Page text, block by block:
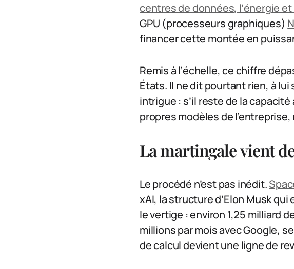
centres de données, l’énergie
GPU (processeurs graphiques)
financer cette montée en
Remis à l’échelle, ce chiffre
États. Il ne dit pourtant rien, à
intrigue : s’il reste de la
propres modèles de
La martingale vient
Le procédé n’est pas inédit.
xAI, la structure d’Elon Musk
le vertige : environ 1,25 milliard
millions par mois avec Google,
de calcul devient une ligne de